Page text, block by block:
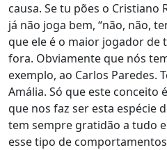
causa. Se tu pões o Cristiano
já não joga bem, “não, não,
que ele é o maior jogador de
fora. Obviamente que nós
exemplo, ao Carlos Paredes.
Amália. Só que este
que nos faz ser esta espécie
tem sempre gratidão a tudo
esse tipo de